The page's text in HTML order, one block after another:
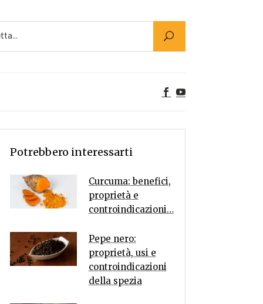
Utility
Alimenti
Rumors
Potrebbero interessarti
Curcuma: benefici,
proprietà e
controindicazioni…
Pepe nero:
proprietà, usi e
controindicazioni
della spezia